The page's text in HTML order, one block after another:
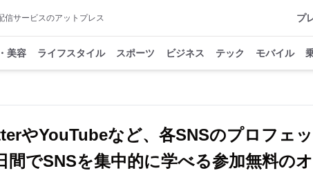
信サービスのアットプレス プ
美容 ライフスタイル スポーツ ビジネス テック モバイル
やYouTubeなど、各SNSのプロフェ
間でSNSを集中的に学べる参加無料の